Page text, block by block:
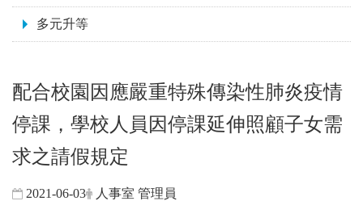
多元升等
配合校園因應嚴重特殊傳染性肺炎疫情
停課，學校人員因停課延伸照顧子女需
求之請假規定
2021-06-03 人事室 管理員